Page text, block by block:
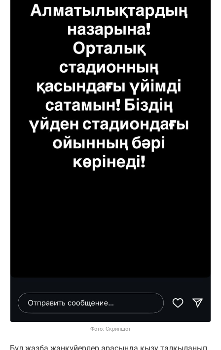
Фото: Скриншот
Бұл жазба жанкүйерлер арасында қызу талқыланып,